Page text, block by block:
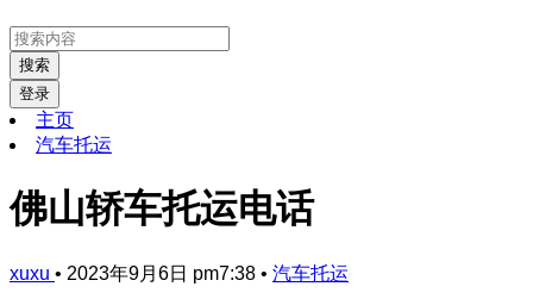
搜索
登录
主页
汽车托运
佛山轿车托运电话
xuxu • 2023年9月6日 pm7:38 • 汽车托运